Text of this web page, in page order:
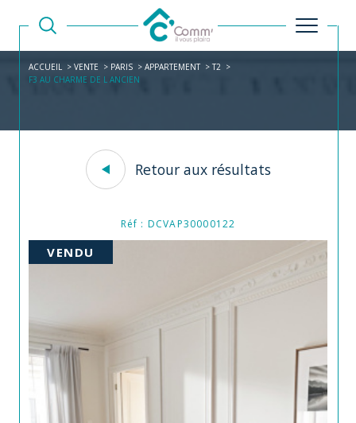
ACCUEIL VENTE PARIS APPARTEMENT
T2
F3 AU CHARME DE L ANCIEN
Retour aux résultats
Réf : DCVAP30000122
VENDU